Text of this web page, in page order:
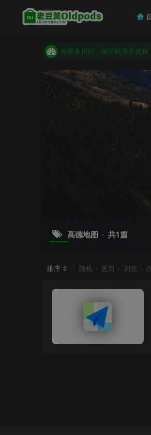
收藏备用站，保持联系不迷路
收藏备用站，保持联系不迷路
老豆荚 Oldpods版本：
高德地图 共1篇
排序 随机 更新 浏览